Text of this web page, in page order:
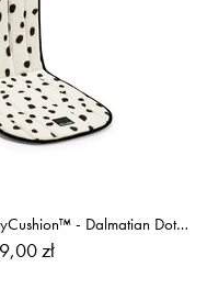
Wkładka do wózka CosyCushion™ - Dalmatian Dots Grande
zł